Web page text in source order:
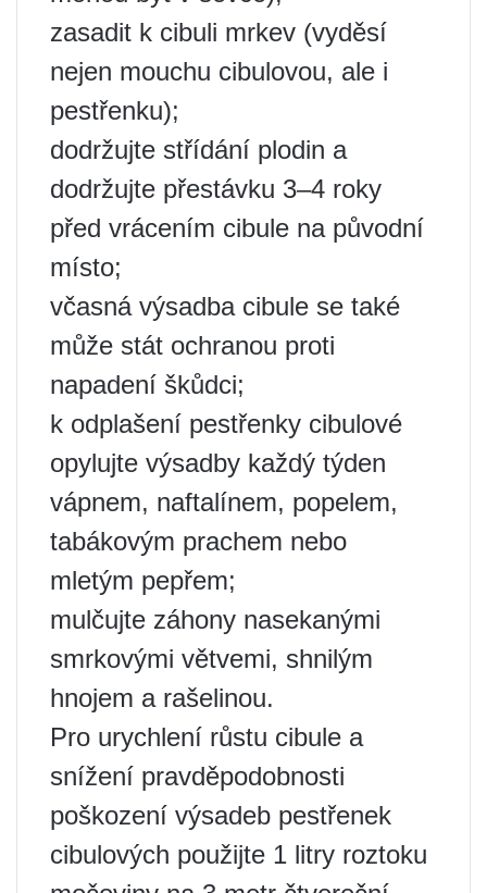
zasadit k cibuli mrkev (vyděsí
nejen mouchu cibulovou, ale i
pestřenku);
dodržujte střídání plodin a
dodržujte přestávku 3–4 roky
před vrácením cibule na původní
místo;
včasná výsadba cibule se také
může stát ochranou proti
napadení škůdci;
k odplašení pestřenky cibulové
opylujte výsadby každý týden
vápnem, naftalínem, popelem,
tabákovým prachem nebo
mletým pepřem;
mulčujte záhony nasekanými
smrkovými větvemi, shnilým
hnojem a rašelinou.
Pro urychlení růstu cibule a
snížení pravděpodobnosti
poškození výsadeb pestřenek
cibulových použijte 1 litry roztoku